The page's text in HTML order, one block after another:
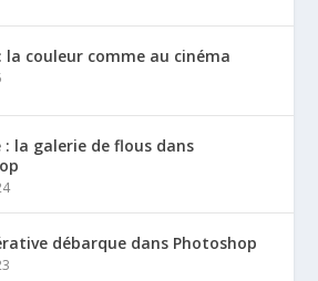
la couleur comme au cinéma
: la galerie de flous dans
débarque dans Photoshop